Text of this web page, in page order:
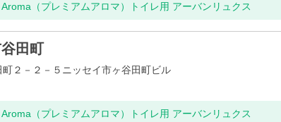
（プレミアムアロマ）トイレ用 アーバンリュクス
田町
２－２－５ニッセイ市ヶ谷田町ビル
（プレミアムアロマ）トイレ用 アーバンリュクス